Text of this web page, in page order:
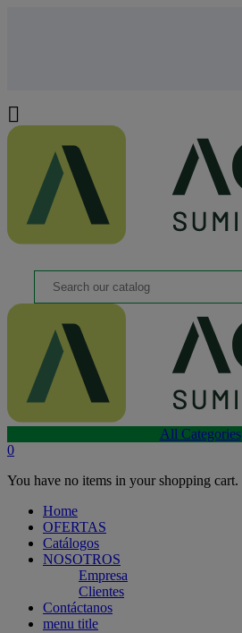

All Categories
0
You have no items in your shopping cart.
Home
OFERTAS
Catálogos
NOSOTROS
Empresa
Clientes
Contáctanos
menu title